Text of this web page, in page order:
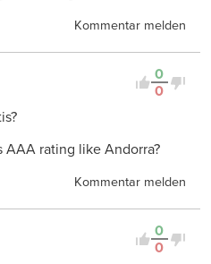
Kommentar melden
0
0
rating like Andorra?
Kommentar melden
0
0